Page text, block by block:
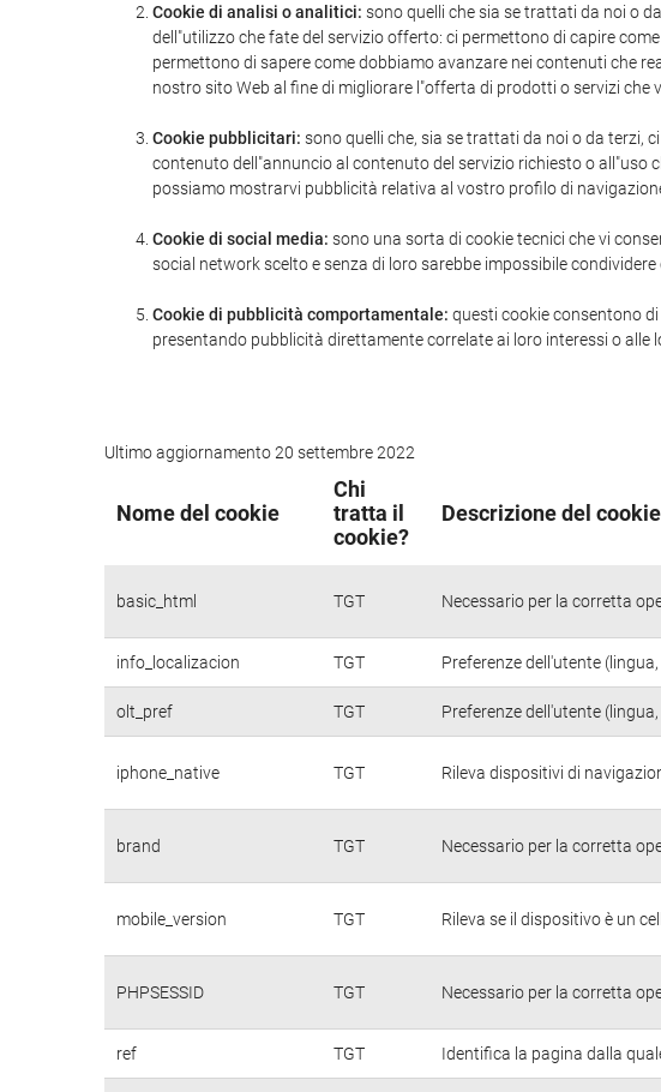
Cookie di analisi o analitici: sono quelli che sia se trattati da noi o
dell"utilizzo che fate del servizio offerto: ci permettono di capire
permettono di sapere come dobbiamo avanzare nei contenuti che
nostro sito Web al fine di migliorare l"offerta di prodotti o servizi che
Cookie pubblicitari: sono quelli che, sia se trattati da noi o da terzi,
contenuto dell"annuncio al contenuto del servizio richiesto o all"uso
possiamo mostrarvi pubblicità relativa al vostro profilo di
Cookie di social media: sono una sorta di cookie tecnici che vi
social network scelto e senza di loro sarebbe impossibile
Cookie di pubblicità comportamentale: questi cookie consentono
presentando pubblicità direttamente correlate ai loro interessi o alle
Ultimo aggiornamento 20 settembre 2022
Nome del cookie
Chi
tratta il
cookie?
Descrizione del cookie
basic_html TGT Necessario per la corretta
info_localizacion TGT Preferenze dell'utente
olt_pref TGT Preferenze dell'utente
iphone_native TGT Rileva dispositivi di
brand TGT Necessario per la corretta
mobile_version TGT Rileva se il dispositivo è un
PHPSESSID TGT Necessario per la corretta
ref TGT Identifica la pagina dalla